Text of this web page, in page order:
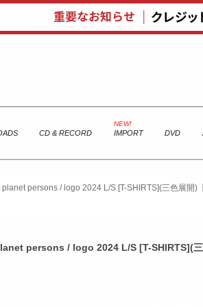
CD & RECORD IMPORT DVD
planet persons / logo 2024 L/S [T-SHIRTS](三色展開)
persons / logo 2024 L/S [T-SHIRTS](